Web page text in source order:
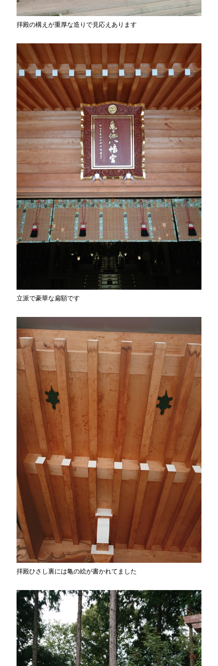
拝殿の構えが重厚な造りで見応えあります
立派で豪華な扁額です
拝殿ひさし裏には亀の絵が書かれてました